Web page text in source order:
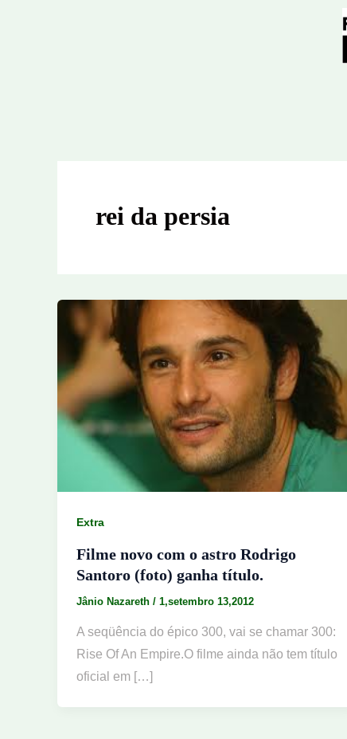
rei da persia
Extra
Filme novo com o astro Rodrigo
Santoro (foto) ganha título.
Jânio Nazareth / 1,setembro 13,2012
A seqüência do épico 300, vai se chamar 300:
Rise Of An Empire.O filme ainda não tem título
oficial em […]